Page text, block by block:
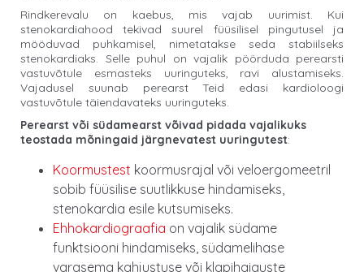
Rindkerevalu on kaebus, mis vajab uurimist. Kui
stenokardiahood tekivad suurel füüsilisel pingutusel ja
mööduvad puhkamisel, nimetatakse seda stabiilseks
stenokardiaks. Selle puhul on vajalik pöörduda perearsti
vastuvõtule esmasteks uuringuteks, ravi alustamiseks.
Vajadusel suunab perearst Teid edasi kardioloogi
vastuvõtule täiendavateks uuringuteks.
Perearst või südamearst võivad pidada vajalikuks
teostada mõningaid järgnevatest uuringutest:
Koormustest koormusrajal või veloergomeetril
sobib füüsilise suutlikkuse hindamiseks,
stenokardia esile kutsumiseks.
Ehhokardiograafia on vajalik südame
funktsiooni hindamiseks, südamelihase
varasema kahjustuse või klapihaiguste